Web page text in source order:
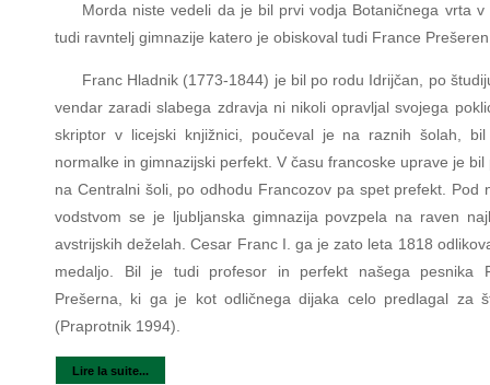
Morda niste vedeli da je bil prvi vodja Botaničnega vrta v
tudi ravntelj gimnazije katero je obiskoval tudi France
Franc Hladnik (1773-1844) je bil po rodu Idrijčan, po
vendar zaradi slabega zdravja ni nikoli opravljal svojega
skriptor v licejski knjižnici, poučeval je na raznih šolah, bil
normalke in gimnazijski perfekt. V času francoske uprave je bil
na Centralni šoli, po odhodu Francozov pa spet prefekt. Pod
vodstvom se je ljubljanska gimnazija povzpela na raven
avstrijskih deželah. Cesar Franc I. ga je zato leta 1818
medaljo. Bil je tudi profesor in perfekt našega pesnika
Prešerna, ki ga je kot odličnega dijaka celo predlagal za
(Praprotnik 1994).
Lire la suite...